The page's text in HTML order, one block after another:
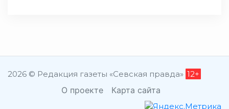
2026 © Редакция газеты «Севская правда» 12+
О проекте Карта сайта